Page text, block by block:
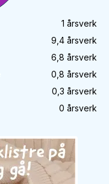
1 årsverk
9,4 årsverk
6,8 årsverk
0,8 årsverk
0,3 årsverk
0 årsverk